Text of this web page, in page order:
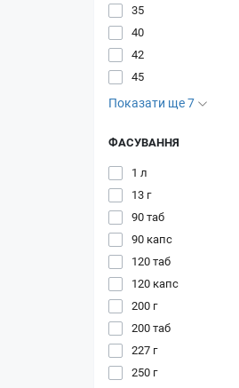
35
40
42
45
Показати ще 7
ФАСУВАННЯ
1 л
13 г
90 таб
90 капс
120 таб
120 капс
200 г
200 таб
227 г
250 г